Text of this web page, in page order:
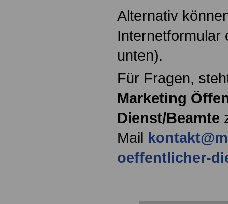
Alternativ
Internetformular
unten).
Für Fragen,
Marketing
Dienst/Beamte
Mail
oeffentlicher-